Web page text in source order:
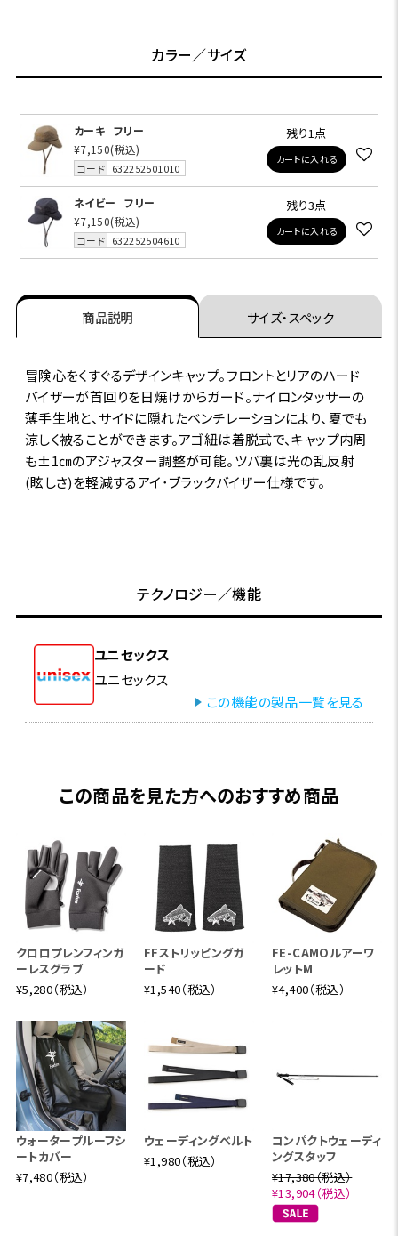
カラー／サイズ
カーキ フリー
¥7,150(税込)
コード 632252501010
残り1点
カートに入れる
ネイビー
フリー
¥7,150(税込)
コード 632252504610
残り3点
カートに入れる
商品説明 サイズ・スペック
冒険心をくすぐるデザインキャップ。フロントとリアのハード
バイザーが首回りを日焼けからガード。ナイロンタッサーの
薄手生地と、サイドに隠れたベンチレーションにより、夏でも
涼しく被ることができます。アゴ紐は着脱式で、キャップ内周
も±1㎝のアジャスター調整が可能。ツバ裏は光の乱反射
(眩しさ)を軽減するアイ･ブラックバイザー仕様です。
テクノロジー／機能
ユニセックス
ユニセックス
この機能の製品一覧を見る
この商品を見た方へのおすすめ商品
クロロプレンフィンガ
ーレスグラブ
¥5,280（税込）
FFストリッピングガ
ード
¥1,540（税込）
FE-CAMOルアーワ
レットM
¥4,400（税込）
ウォータープルーフシ
ートカバー
¥7,480（税込）
ウェーディングベルト
¥1,980（税込）
コンパクトウェーディ
ングスタッフ
¥17,380（税込）
¥13,904（税込）